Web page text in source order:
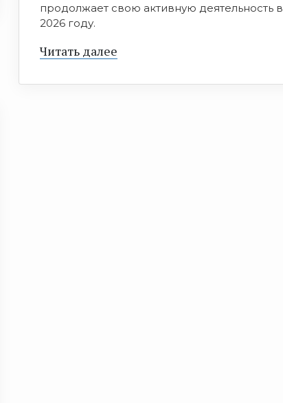
продолжает свою активную деятельность в
2026 году.
Читать далее